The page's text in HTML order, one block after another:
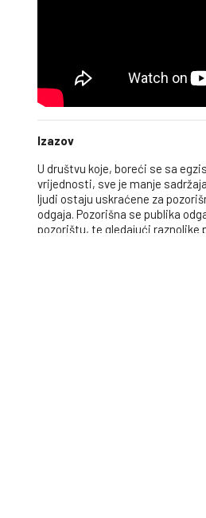
Izazov
U društvu koje, boreći se sa
vrijednosti, sve je manje
ljudi ostaju uskraćene za
odgaja. Pozorišna se publika
pozorištu, te gledajući